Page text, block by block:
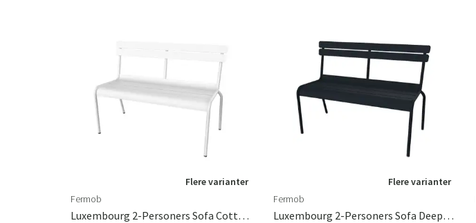
Flere varianter
Fermob
Luxembourg 2-Personers Sofa Cotton White
Flere varianter
Fermob
Luxembourg 2-Personers Sofa Deep Blue